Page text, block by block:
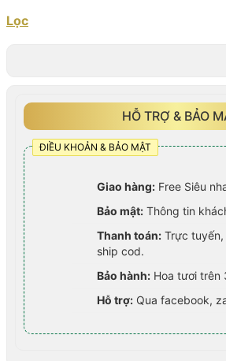
Lọc
HỖ TRỢ & BẢO
ĐIỀU KHOẢN & BẢO MẬT
Giao hàng: Free Siêu
Bảo mật: Thông tin
Thanh toán: Trực
ship cod.
Bảo hành: Hoa tươi trên
Hỗ trợ: Qua facebook,